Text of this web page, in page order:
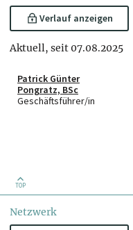
Verlauf anzeigen
Aktuell, seit 07.08.2025
Patrick Günter
Pongratz, BSc
Geschäftsführer/in
TOP
Netzwerk